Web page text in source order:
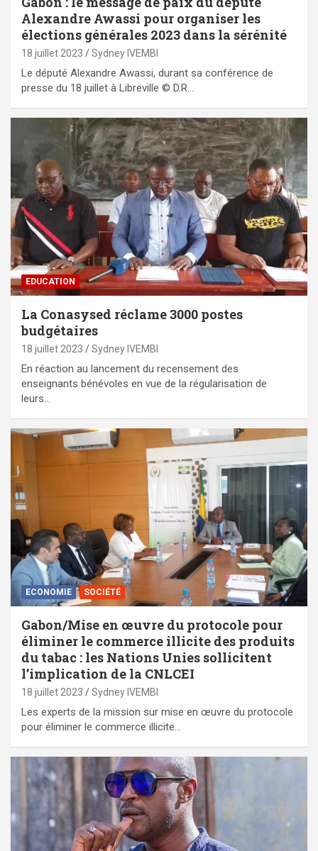
Alexandre Awassi pour organiser les
élections générales 2023 dans la sérénité
18 juillet 2023 Sydney IVEMBI
Le député Alexandre Awassi, durant sa conférence de
presse du 18 juillet à Libreville © D.R…
EDUCATION
La Conasysed réclame 3000 postes
budgétaires
18 juillet 2023 Sydney IVEMBI
En réaction au lancement du recensement des
enseignants bénévoles en vue de la régularisation de
leurs…
ECONOMIE SOCIÉTÉ
Gabon/Mise en œuvre du protocole pour
éliminer le commerce illicite des produits
du tabac : les Nations Unies sollicitent
l’implication de la CNLCEI
18 juillet 2023 Sydney IVEMBI
Les experts de la mission sur mise en œuvre du protocole
pour éliminer le commerce illicite…